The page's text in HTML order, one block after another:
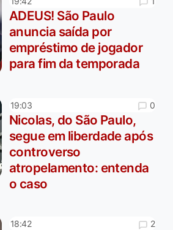
ADEUS! São Paulo
anuncia saída por
empréstimo de jogador
para fim da temporada
19:03 0
Nicolas, do São Paulo,
segue em liberdade após
controverso
atropelamento: entenda
o caso
18:42 2